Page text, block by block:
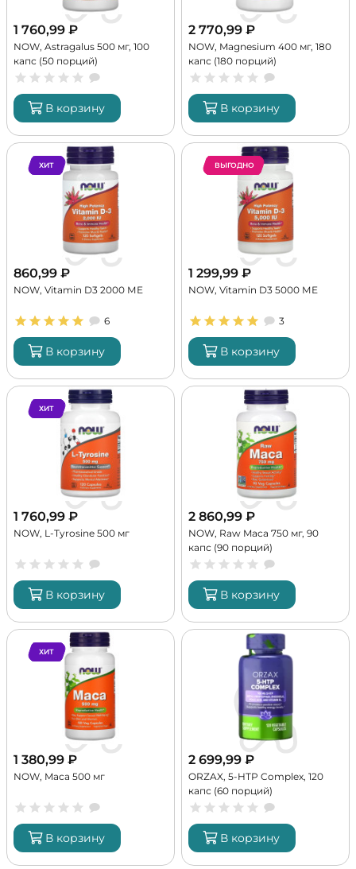
1 760,99 ₽
NOW, Astragalus 500 мг, 100
капс (50 порций)
В корзину
2 770,99 ₽
NOW, Magnesium 400 мг, 180
капс (180 порций)
В корзину
ХИТ
860,99 ₽
NOW, Vitamin D3 2000 МЕ
6
В корзину
ВЫГОДНО
1 299,99 ₽
NOW, Vitamin D3 5000 МЕ
3
В корзину
ХИТ
1 760,99 ₽
NOW, L-Tyrosine 500 мг
В корзину
2 860,99 ₽
NOW, Raw Maca 750 мг, 90
капс (90 порций)
В корзину
ХИТ
1 380,99 ₽
NOW, Maca 500 мг
В корзину
2 699,99 ₽
ORZAX, 5-HTP Complex, 120
капс (60 порций)
В корзину